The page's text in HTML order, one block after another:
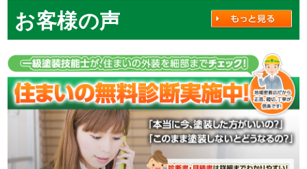
お客様の声